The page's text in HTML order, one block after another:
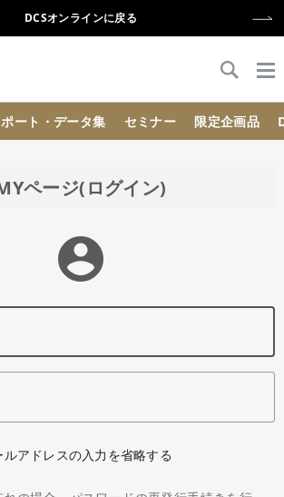
DCSオンラインに戻る
ート・データ集 セミナー 限定企画品
ページ(ログイン)
account_circle
アドレスの入力を省略する